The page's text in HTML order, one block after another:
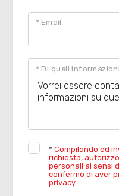
* Email
* Di quali
*Compilando ed
richiesta,
personali ai sensi
confermo di aver
privacy.